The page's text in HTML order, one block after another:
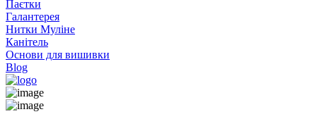
Паєтки
Галантерея
Нитки Муліне
Канітель
Основи для вишивки
Blog